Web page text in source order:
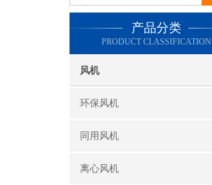
产品分类
PRODUCT CLASSIFICATION
风机
环保风机
同用风机
离心风机